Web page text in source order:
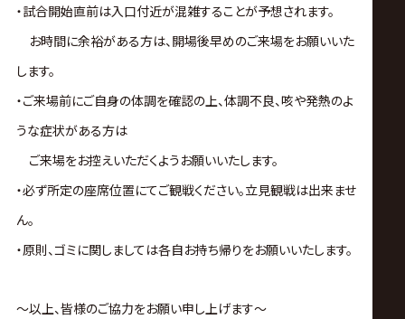
・試合開始直前は入口付近が混雑することが予想されます。
お時間に余裕がある方は、開場後早めのご来場をお願いいた
します。
・ご来場前にご自身の体調を確認の上、体調不良、咳や発熱のよ
うな症状がある方は
ご来場をお控えいただくようお願いいたします。
・必ず所定の座席位置にてご観戦ください。立見観戦は出来ませ
ん。
・原則、ゴミに関しましては各自お持ち帰りをお願いいたします。
～以上、皆様のご協力をお願い申し上げます～